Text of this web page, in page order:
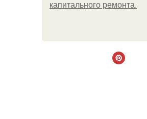
капитального ремонта.